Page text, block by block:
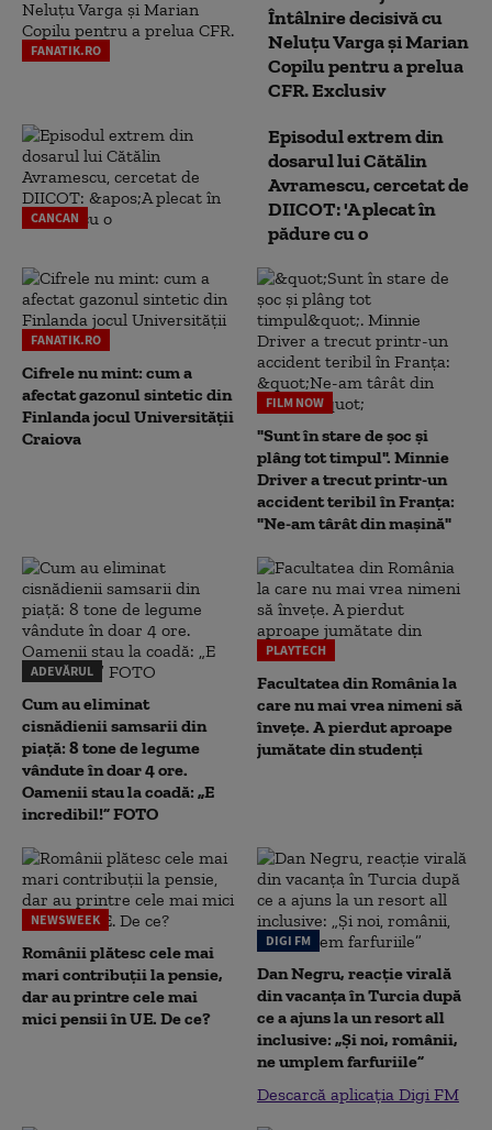
FANATIK.RO
Întâlnire decisivă cu
Neluţu Varga şi Marian
Copilu pentru a prelua
CFR. Exclusiv
CANCAN
Episodul extrem din
dosarul lui Cătălin
Avramescu, cercetat de
DIICOT: 'A plecat în
pădure cu o
FANATIK.RO
Cifrele nu mint: cum a
afectat gazonul sintetic din
Finlanda jocul Universității
Craiova
FILM NOW
"Sunt în stare de șoc și
plâng tot timpul". Minnie
Driver a trecut printr-un
accident teribil în Franța:
"Ne-am târât din mașină"
ADEVĂRUL
Cum au eliminat
cisnădienii samsarii din
piață: 8 tone de legume
vândute în doar 4 ore.
Oamenii stau la coadă: „E
incredibil!” FOTO
PLAYTECH
Facultatea din România la
care nu mai vrea nimeni să
înveţe. A pierdut aproape
jumătate din studenţi
NEWSWEEK
Românii plătesc cele mai
mari contribuții la pensie,
dar au printre cele mai
mici pensii în UE. De ce?
DIGI FM
Dan Negru, reacție virală
din vacanța în Turcia după
ce a ajuns la un resort all
inclusive: „Și noi, românii,
ne umplem farfuriile”
Descarcă aplicația Digi FM